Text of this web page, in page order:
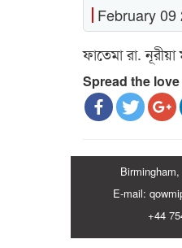
February
ফাতেমা রা.
Spread the love
E-mail:
+44